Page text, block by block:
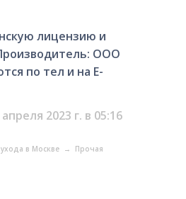
лицензию и
ООО
по тел и на E-
апреля 2023 г. в 05:16
в Москве → Прочая